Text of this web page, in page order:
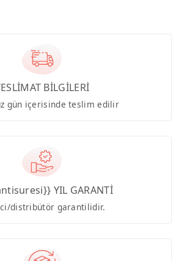
BİLGİLERİ
gün içerisinde teslim edilir
YIL GARANTİ
distribütör garantilidir.